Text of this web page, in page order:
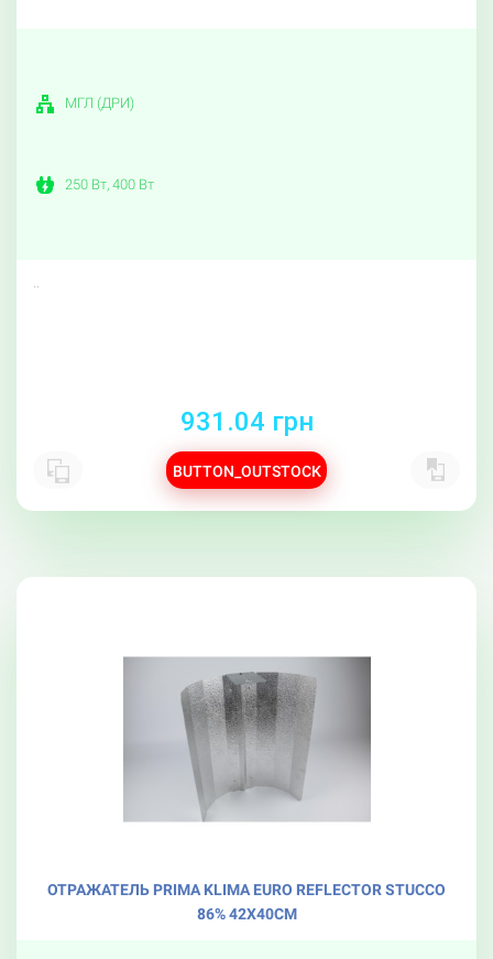
МГЛ (ДРИ)
250 Вт, 400 Вт
931.04 грн
BUTTON_OUTSTOCK
ОТРАЖАТЕЛЬ PRIMA KLIMA EURO REFLECTOR STUCCO
86% 42Х40СМ